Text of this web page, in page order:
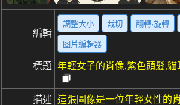
編輯
調整大小 裁切 翻轉·旋轉
图片編輯器
標題 年輕女子的肖像,紫色頭髮,貓
描述 這張圖像是一位年輕女性的